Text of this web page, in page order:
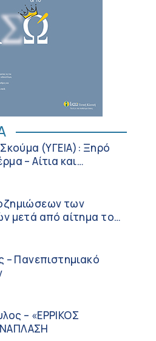
(ΥΓΕΙΑ): Ξηρό
– Αίτια και
των
μετά από αίτημα του
– Πανεπιστημιακό
– «ΕΡΡΙΚΟΣ